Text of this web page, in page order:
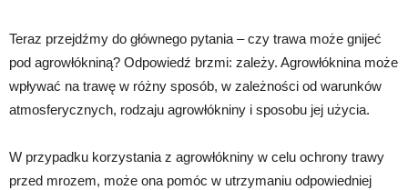
Teraz przejdźmy do głównego pytania – czy trawa może gnijeć
pod agrowłókniną? Odpowiedź brzmi: zależy. Agrowłóknina może
wpływać na trawę w różny sposób, w zależności od warunków
atmosferycznych, rodzaju agrowłókniny i sposobu jej użycia.
W przypadku korzystania z agrowłókniny w celu ochrony trawy
przed mrozem, może ona pomóc w utrzymaniu odpowiedniej